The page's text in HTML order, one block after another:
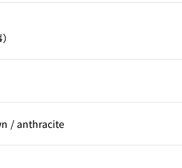
/ anthracite